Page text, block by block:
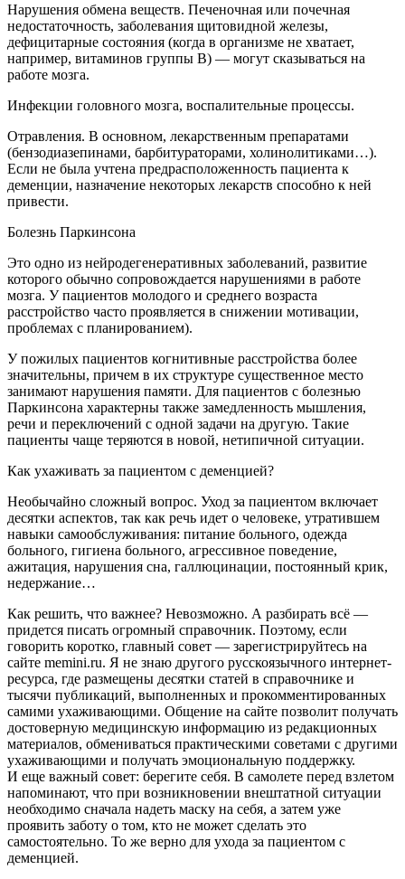
Нарушения обмена веществ. Печеночная или почечная
недостаточность, заболевания щитовидной железы,
дефицитарные состояния (когда в организме не хватает,
например, витаминов группы В) — могут сказываться на
работе мозга.
Инфекции головного мозга, воспалительные процессы.
Отравления. В основном, лекарственным препаратами
(бензодиазепинами, барбитураторами, холинолитиками…).
Если не была учтена предрасположенность пациента к
деменции, назначение некоторых лекарств способно к ней
привести.
Болезнь Паркинсона
Это одно из нейродегенеративных заболеваний, развитие
которого обычно сопровождается нарушениями в работе
мозга. У пациентов молодого и среднего возраста
расстройство часто проявляется в снижении мотивации,
проблемах с планированием).
У пожилых пациентов когнитивные расстройства более
значительны, причем в их структуре существенное место
занимают нарушения памяти. Для пациентов с болезнью
Паркинсона характерны также замедленность мышления,
речи и переключений с одной задачи на другую. Такие
пациенты чаще теряются в новой, нетипичной ситуации.
Как ухаживать за пациентом с деменцией?
Необычайно сложный вопрос. Уход за пациентом включает
десятки аспектов, так как речь идет о человеке, утратившем
навыки самообслуживания: питание больного, одежда
больного, гигиена больного, агрессивное поведение,
ажитация, нарушения сна, галлюцинации, постоянный крик,
недержание…
Как решить, что важнее? Невозможно. А разбирать всё —
придется писать огромный справочник. Поэтому, если
говорить коротко, главный совет — зарегистрируйтесь на
сайте memini.ru. Я не знаю другого русскоязычного интернет-
ресурса, где размещены десятки статей в справочнике и
тысячи публикаций, выполненных и прокомментированных
самими ухаживающими. Общение на сайте позволит получать
достоверную медицинскую информацию из редакционных
материалов, обмениваться практическими советами с другими
ухаживающими и получать эмоциональную поддержку.
И еще важный совет: берегите себя. В самолете перед взлетом
напоминают, что при возникновении внештатной ситуации
необходимо сначала надеть маску на себя, а затем уже
проявить заботу о том, кто не может сделать это
самостоятельно. То же верно для ухода за пациентом с
деменцией.